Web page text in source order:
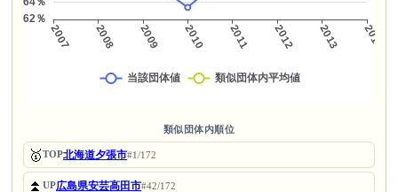
類似団体内順位
🥇TOP北海道夕張市#1/172
⏫UP広島県安芸高田市#42/172